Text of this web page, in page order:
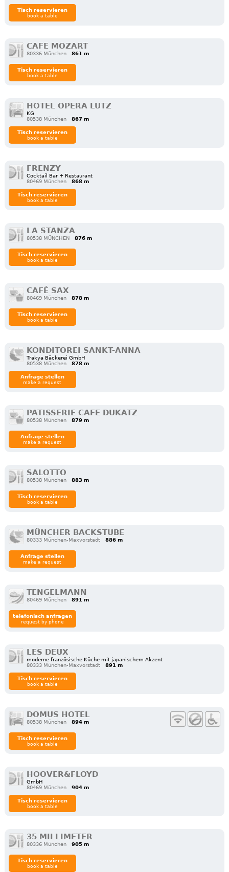
Tisch reservieren
book a table
CAFE MOZART
80336 München 861 m
Tisch reservieren
book a table
HOTEL OPERA LUTZ
KG
80538 München
867 m
Tisch reservieren
book a table
FRENZY
Cocktail Bar + Restaurant
80469 München
868 m
Tisch reservieren
book a table
LA STANZA
80538 MÜNCHEN 876 m
Tisch reservieren
book a table
CAFÉ SAX
80469 München 878 m
Tisch reservieren
book a table
KONDITOREI SANKT-ANNA
Trakya Bäckerei GmbH
80538 München
878 m
Anfrage stellen
make a request
PATISSERIE CAFE DUKATZ
80538 München 879 m
Anfrage stellen
make a request
SALOTTO
80538 München 883 m
Tisch reservieren
book a table
MÜNCHER BACKSTUBE
80333 München-Maxvorstadt 886 m
Anfrage stellen
make a request
TENGELMANN
80469 München 891 m
telefonisch anfragen
request by phone
LES DEUX
moderne französische Küche mit japanischem Akzent
80333 München-Maxvorstadt
891 m
Tisch reservieren
book a table
DOMUS HOTEL
80538 München 894 m
Tisch reservieren
book a table
HOOVER&FLOYD
GmbH
80469 München
904 m
Tisch reservieren
book a table
35 MILLIMETER
80336 München 905 m
Tisch reservieren
book a table